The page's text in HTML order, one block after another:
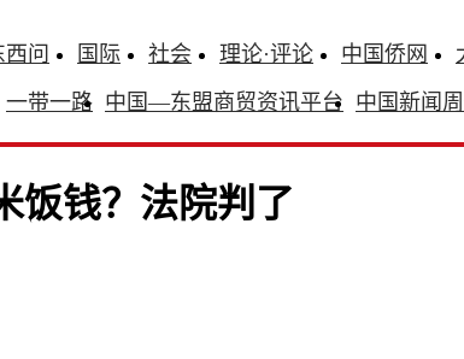
西问 国际 社会 理论·评论 中国侨网
一带一路 中国—东盟商贸资讯平台 中国新闻
饭钱？法院判了